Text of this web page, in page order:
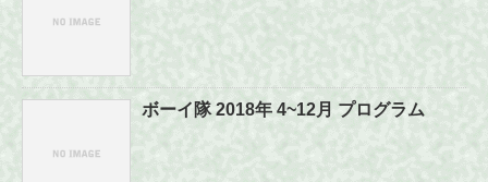
ボーイ隊 2018年 4~12月 プログラム